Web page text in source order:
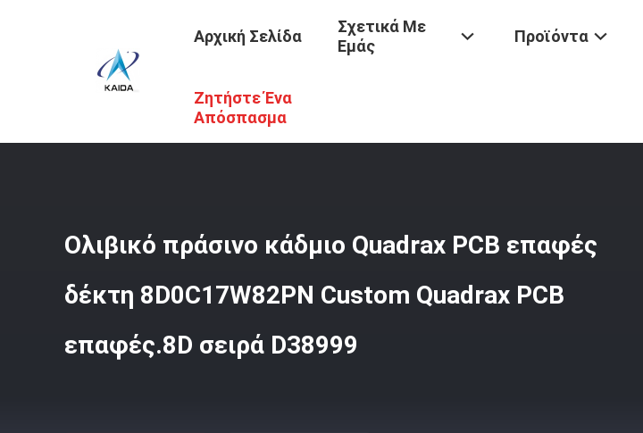
Αρχική Σελίδα
Σχετικά Με
Εμάς
Προϊόντα
Ζητήστε Ένα
Απόσπασμα
Προϊόντα / Συνδετήρες Συνήθειας
Ολιβικό πράσινο κάδμιο Quadrax PCB επαφές
δέκτη 8D0C17W82PN Custom Quadrax PCB
επαφές.8D σειρά D38999